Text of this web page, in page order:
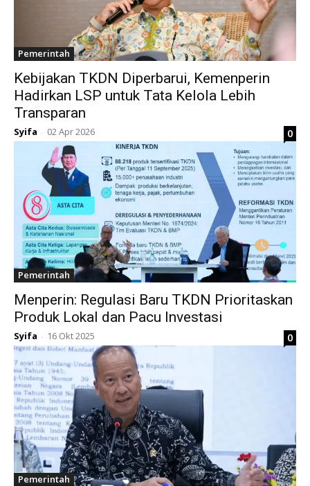
Pemerintah
Kebijakan TKDN Diperbarui, Kemenperin
Hadirkan LSP untuk Tata Kelola Lebih
Transparan
Syifa - 02 Apr 2026 0
Pemerintah
Menperin: Regulasi Baru TKDN Prioritaskan
Produk Lokal dan Pacu Investasi
Syifa - 16 Okt 2025 0
Pemerintah